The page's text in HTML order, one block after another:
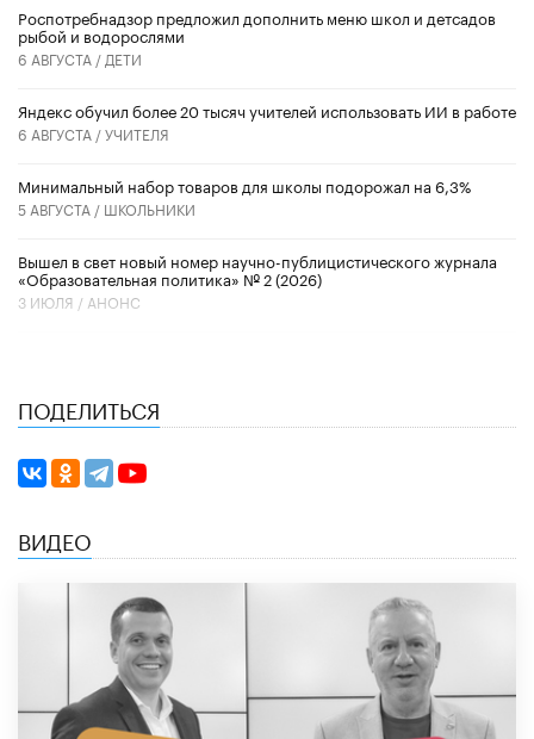
Роспотребнадзор предложил дополнить меню школ и детсадов
рыбой и водорослями
6 АВГУСТА / ДЕТИ
​Яндекс обучил более 20 тысяч учителей использовать ИИ в работе
6 АВГУСТА /УЧИТЕЛЯ
Минимальный набор товаров для школы подорожал на 6,3%
5 АВГУСТА / ШКОЛЬНИКИ
Вышел в свет новый номер научно-публицистического журнала
«Образовательная политика» № 2 (2026)
3 ИЮЛЯ / АНОНС
ПОДЕЛИТЬСЯ
ВИДЕО